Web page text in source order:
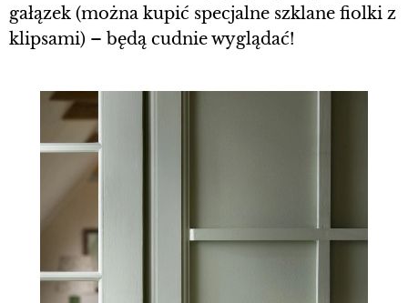
gałązek (można kupić specjalne szklane fiolki z
klipsami) – będą cudnie wyglądać!